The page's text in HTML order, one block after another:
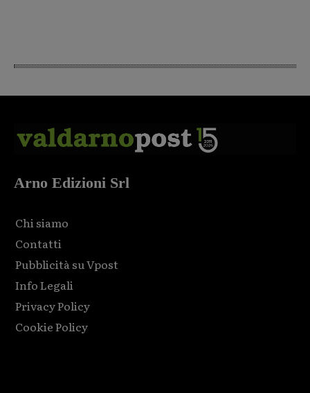
Arno Edizioni Srl
Chi siamo
Contatti
Pubblicità su Vpost
Info Legali
Privacy Policy
Cookie Policy